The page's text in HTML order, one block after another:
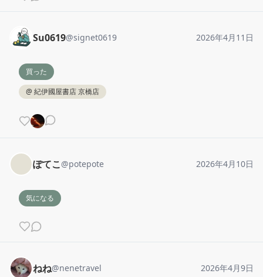
Su0619@signet0619 2026年4月11日
買った
@ 紀伊國屋書店 京橋店
ぽてこ@potepote 2026年4月10日
気になる
ねね@nenetravel 2026年4月9日